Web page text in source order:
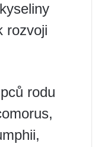
rozvoji
rodu